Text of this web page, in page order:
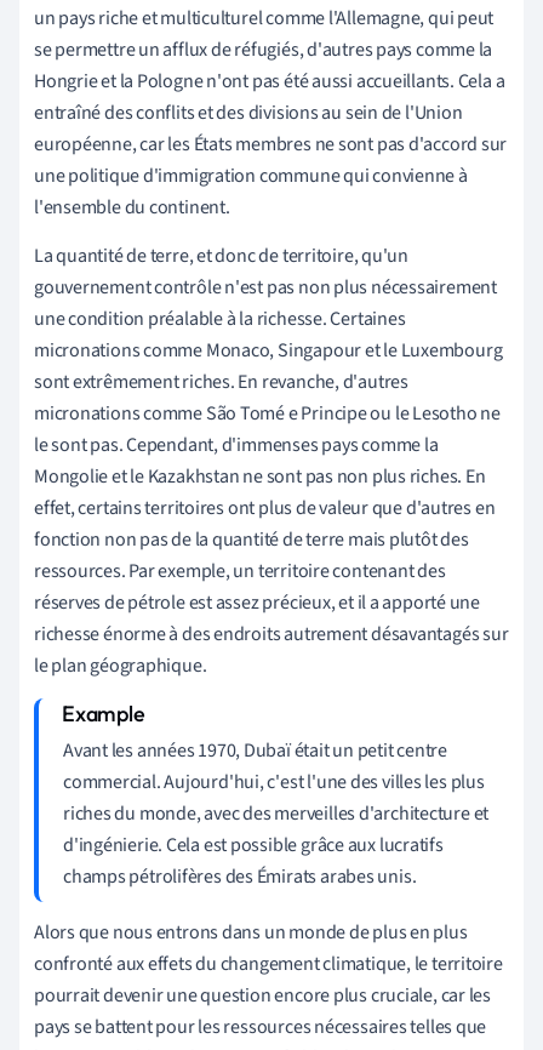
un pays riche et multiculturel comme l'Allemagne, qui peut
se permettre un afflux de réfugiés, d'autres pays comme la
Hongrie et la Pologne n'ont pas été aussi accueillants. Cela a
entraîné des conflits et des divisions au sein de l'Union
européenne, car les États membres ne sont pas d'accord sur
une politique d'immigration commune qui convienne à
l'ensemble du continent.
La quantité de terre, et donc de territoire, qu'un
gouvernement contrôle n'est pas non plus nécessairement
une condition préalable à la richesse. Certaines
micronations comme Monaco, Singapour et le Luxembourg
sont extrêmement riches. En revanche, d'autres
micronations comme São Tomé e Principe ou le Lesotho ne
le sont pas. Cependant, d'immenses pays comme la
Mongolie et le Kazakhstan ne sont pas non plus riches. En
effet, certains territoires ont plus de valeur que d'autres en
fonction non pas de la quantité de terre mais plutôt des
ressources. Par exemple, un territoire contenant des
réserves de pétrole est assez précieux, et il a apporté une
richesse énorme à des endroits autrement désavantagés sur
le plan géographique.
Avant les années 1970, Dubaï était un petit centre
commercial. Aujourd'hui, c'est l'une des villes les plus
riches du monde, avec des merveilles d'architecture et
d'ingénierie. Cela est possible grâce aux lucratifs
champs pétrolifères des Émirats arabes unis.
Alors que nous entrons dans un monde de plus en plus
confronté aux effets du changement climatique, le territoire
pourrait devenir une question encore plus cruciale, car les
pays se battent pour les ressources nécessaires telles que